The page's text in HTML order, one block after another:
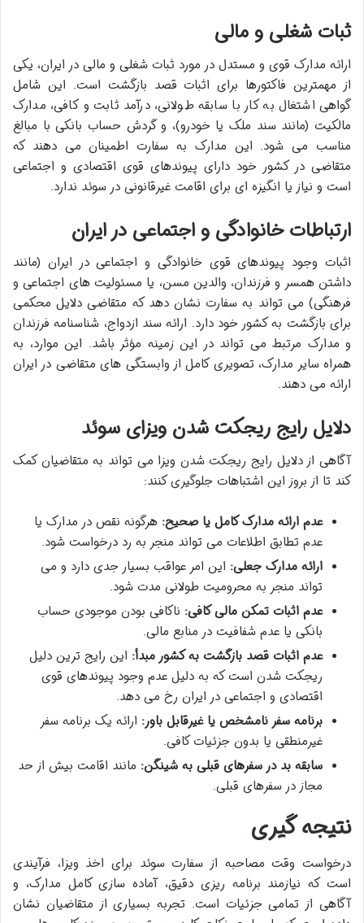
ثبات شغلی و مالی
ارائه مدارک قوی و مستدل در مورد ثبات شغلی و مالی در ایران، یکی
از مهمترین فاکتورها برای اثبات قصد بازگشت است. این شامل
گواهی اشتغال به کار با سابقه طولانی، درآمد ثابت و کافی، مدارک
مالکیت (مانند سند ملک یا خودرو)، و گردش حساب بانکی با مبالغ
مناسب می شود. این مدارک به سفارت اطمینان می دهند که
متقاضی در کشور خود دارای پیوندهای قوی اقتصادی و اجتماعی
است و نیاز یا انگیزه ای برای اقامت غیرقانونی در سوئد ندارد.
ارتباطات خانوادگی و اجتماعی در ایران
اثبات وجود پیوندهای قوی خانوادگی و اجتماعی در ایران (مانند
داشتن همسر و فرزندان، والدین مسن، یا مسئولیت های اجتماعی و
فرهنگی) می تواند به سفارت نشان دهد که متقاضی دلایل محکمی
برای بازگشت به کشور خود دارد. ارائه سند ازدواج، شناسنامه فرزندان
و مدارک مرتبط می تواند در این زمینه مؤثر باشد. این موارد، به
همراه سایر مدارک، تصویری کامل از وابستگی های متقاضی در ایران
ارائه می دهند.
دلایل رایج ریجکت شدن ویزای سوئد
آگاهی از دلایل رایج ریجکت شدن ویزا می تواند به متقاضیان کمک
کند تا از بروز این اشتباهات جلوگیری کنند:
عدم ارائه مدارک کامل یا صحیح: هرگونه نقص در مدارک یا
عدم تطابق اطلاعات می تواند منجر به رد درخواست شود.
ارائه مدارک جعلی: این امر عواقب بسیار جدی دارد و می
تواند منجر به محرومیت طولانی مدت شود.
عدم اثبات تمکن مالی کافی: ناکافی بودن موجودی حساب
بانکی یا عدم شفافیت در منابع مالی.
عدم اثبات قصد بازگشت به کشور مبدأ: این رایج ترین دلیل
ریجکت شدن است که به دلیل عدم وجود پیوندهای قوی
اقتصادی و اجتماعی در ایران رخ می دهد.
برنامه سفر نامشخص یا غیرقابل باور: ارائه یک برنامه سفر
غیرمنطقی یا بدون جزئیات کافی.
سابقه بد در سفرهای قبلی به شینگن: مانند اقامت بیش از حد
مجاز در سفرهای قبلی.
نتیجه گیری
درخواست وقت مصاحبه از سفارت سوئد برای اخذ ویزا، فرآیندی
است که نیازمند برنامه ریزی دقیق، آماده سازی کامل مدارک، و
آگاهی از تمامی جزئیات است. تجربه بسیاری از متقاضیان نشان